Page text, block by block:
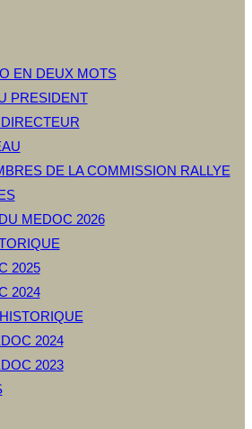
EN DEUX MOTS
PRESIDENT
DE LA COMMISSION RALLYE
MEDOC 2026
2025
2024
2024
2023